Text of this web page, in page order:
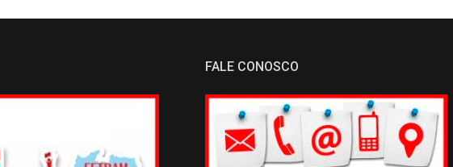
FALE CONOSCO